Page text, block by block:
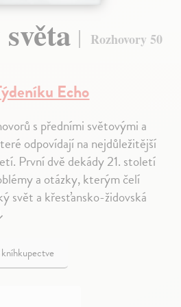
světa
Rozhovory 50
Echo
s předními světovými a
odpovídají na nejdůležitější
První dvě dekády 21. století
a otázky, kterým čelí
svět a křesťansko-židovská